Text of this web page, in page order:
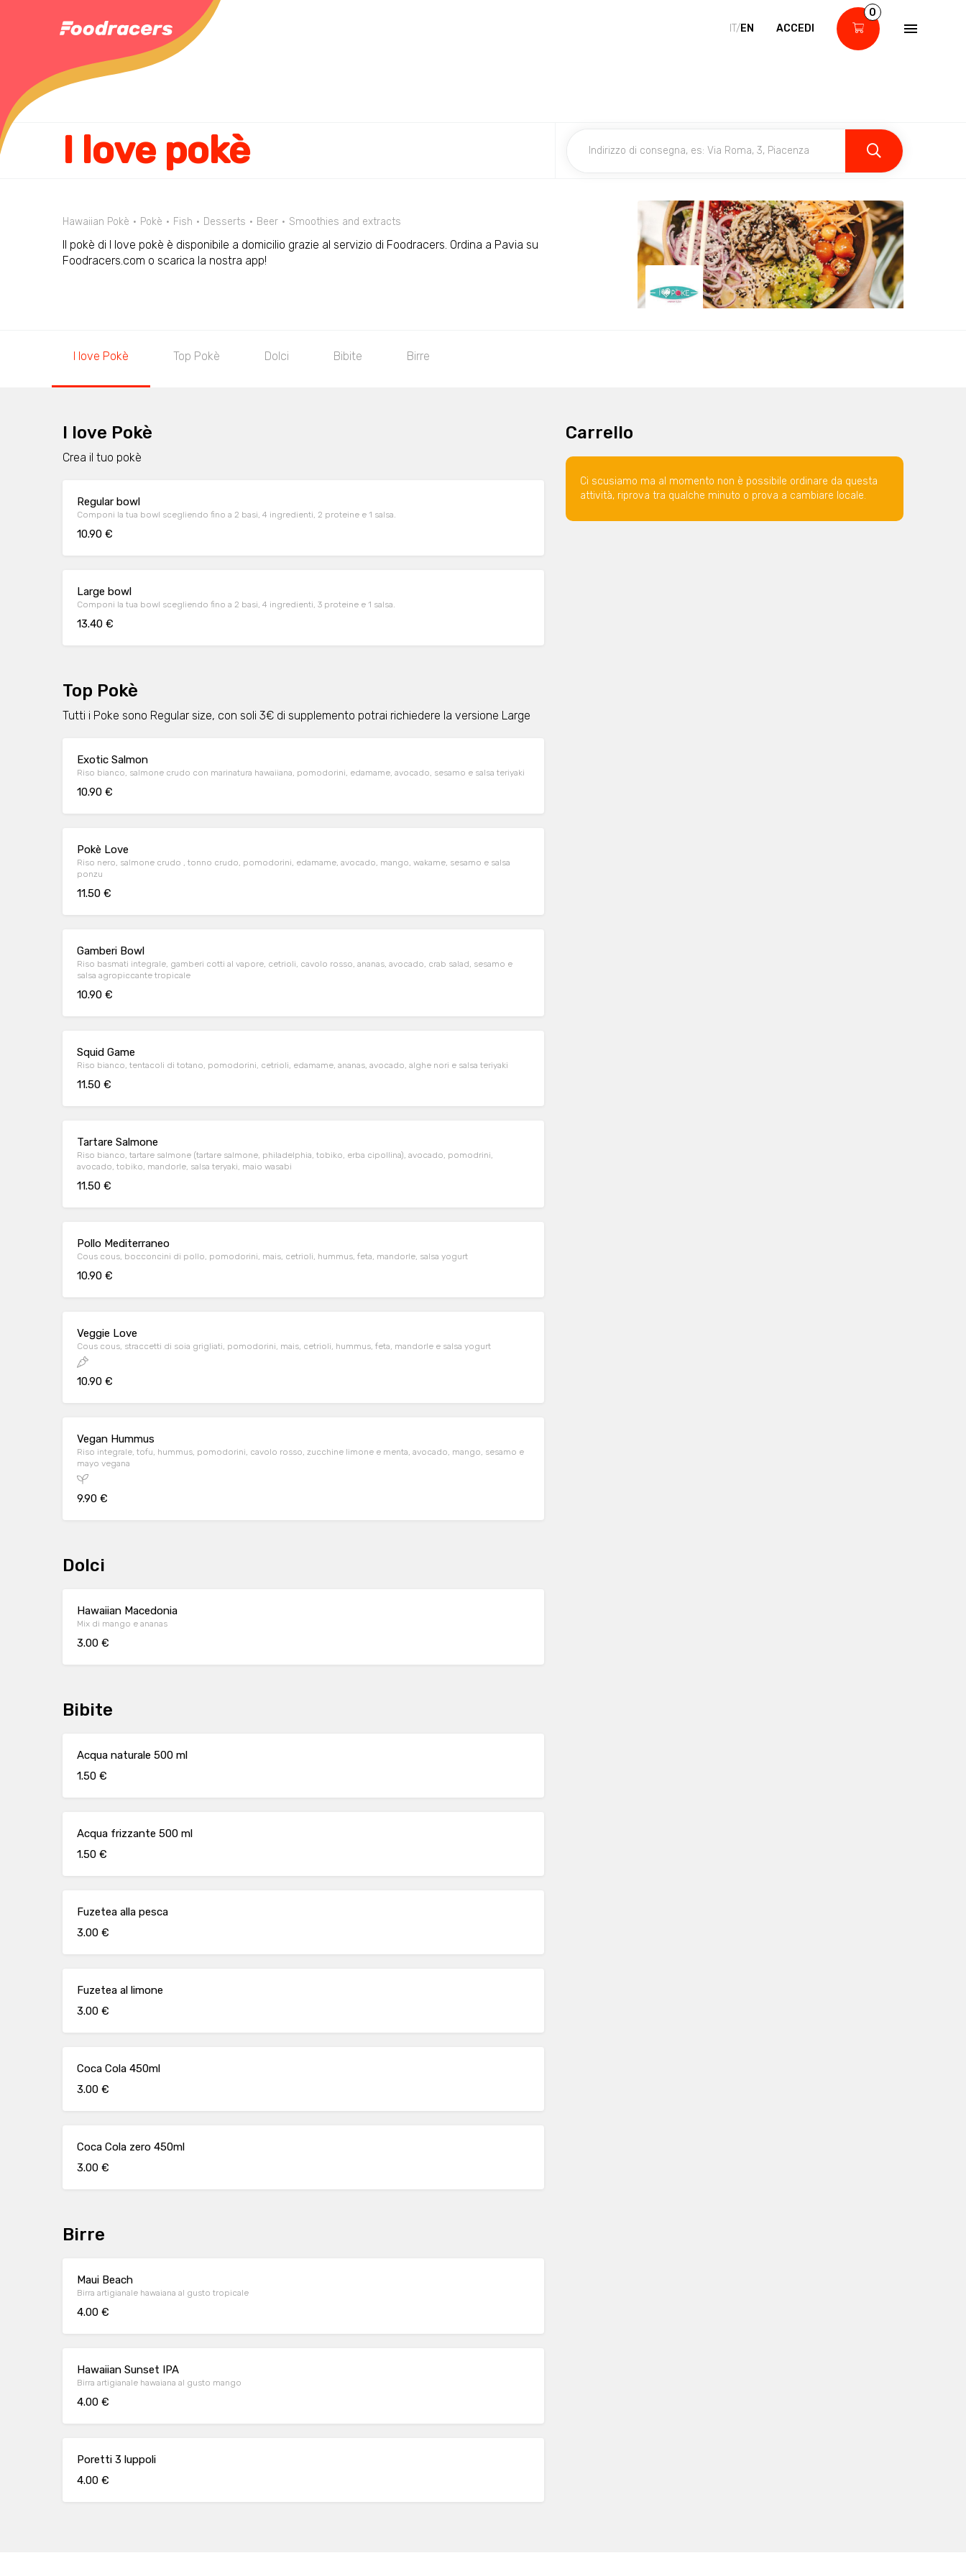
IT/EN ACCEDI
0
I love pokè
Hawaiian Pokè Pokè Fish Desserts Beer Smoothies and extracts
Il pokè di I love pokè è disponibile a domicilio grazie al servizio di Foodracers. Ordina a Pavia su
Foodracers.com o scarica la nostra app!
I love Pokè Top Pokè Dolci Bibite Birre
I love Pokè
Crea il tuo pokè
Regular bowl
Componi la tua bowl scegliendo fino a 2 basi, 4 ingredienti, 2 proteine e 1 salsa.
10.90 €
Large bowl
Componi la tua bowl scegliendo fino a 2 basi, 4 ingredienti, 3 proteine e 1 salsa.
13.40 €
Top Pokè
Tutti i Poke sono Regular size, con soli 3€ di supplemento potrai richiedere la versione Large
Exotic Salmon
Riso bianco, salmone crudo con marinatura hawaiiana, pomodorini, edamame, avocado, sesamo e salsa teriyaki
10.90 €
Pokè Love
Riso nero, salmone crudo , tonno crudo, pomodorini, edamame, avocado, mango, wakame, sesamo e salsa
ponzu
11.50 €
Gamberi Bowl
Riso basmati integrale, gamberi cotti al vapore, cetrioli, cavolo rosso, ananas, avocado, crab salad, sesamo e
salsa agropiccante tropicale
10.90 €
Squid Game
Riso bianco, tentacoli di totano, pomodorini, cetrioli, edamame, ananas, avocado, alghe nori e salsa teriyaki
11.50 €
Tartare Salmone
Riso bianco, tartare salmone (tartare salmone, philadelphia, tobiko, erba cipollina), avocado, pomodrini,
avocado, tobiko, mandorle, salsa teryaki, maio wasabi
11.50 €
Pollo Mediterraneo
Cous cous, bocconcini di pollo, pomodorini, mais, cetrioli, hummus, feta, mandorle, salsa yogurt
10.90 €
Veggie Love
Cous cous, straccetti di soia grigliati, pomodorini, mais, cetrioli, hummus, feta, mandorle e salsa yogurt
10.90 €
Vegan Hummus
Riso integrale, tofu, hummus, pomodorini, cavolo rosso, zucchine limone e menta, avocado, mango, sesamo e
mayo vegana
9.90 €
Dolci
Hawaiian Macedonia
Mix di mango e ananas
3.00 €
Bibite
Acqua naturale 500 ml
1.50 €
Acqua frizzante 500 ml
1.50 €
Fuzetea alla pesca
3.00 €
Fuzetea al limone
3.00 €
Coca Cola 450ml
3.00 €
Coca Cola zero 450ml
3.00 €
Birre
Maui Beach
Birra artigianale hawaiana al gusto tropicale
4.00 €
Hawaiian Sunset IPA
Birra artigianale hawaiana al gusto mango
4.00 €
Poretti 3 luppoli
4.00 €
Carrello
Ci scusiamo ma al momento non è possibile ordinare da questa
attività, riprova tra qualche minuto o prova a cambiare locale.